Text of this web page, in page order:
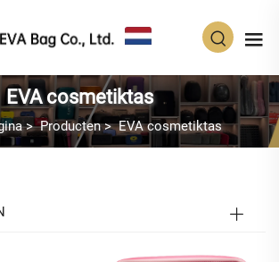
EVA cosmetiktas
>Producten>EVA cosmetiktas